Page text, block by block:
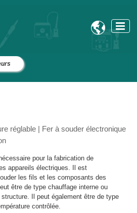

réglable | Fer à souder électronique
pour la fabrication de
appareils électriques. Il est
les fils et les composants des
être de type chauffage interne ou
Il peut également être de type
contrôlée.